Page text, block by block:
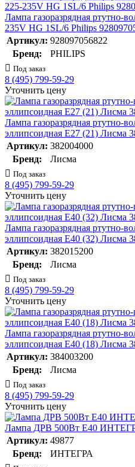
Лампа газоразрядная ртутно-
235V HG 1SL/6 Philips
Артикул: 928097056822
Бренд:
PHILIPS
Под заказ
8 (495) 799-59-29
Уточнить цену
Лампа газоразрядная ртутно-
эллипсоидная E27 (21) Лисма
Артикул: 382004000
Бренд:
Лисма
Под заказ
8 (495) 799-59-29
Уточнить цену
Лампа газоразрядная ртутно-
эллипсоидная E40 (32) Лисма
Артикул: 382015200
Бренд:
Лисма
Под заказ
8 (495) 799-59-29
Уточнить цену
Лампа газоразрядная ртутно-
эллипсоидная E40 (18) Лисма
Артикул: 384003200
Бренд:
Лисма
Под заказ
8 (495) 799-59-29
Уточнить цену
Лампа ДРВ 500Вт Е40
Артикул: 49877
Бренд:
ИНТЕГРА